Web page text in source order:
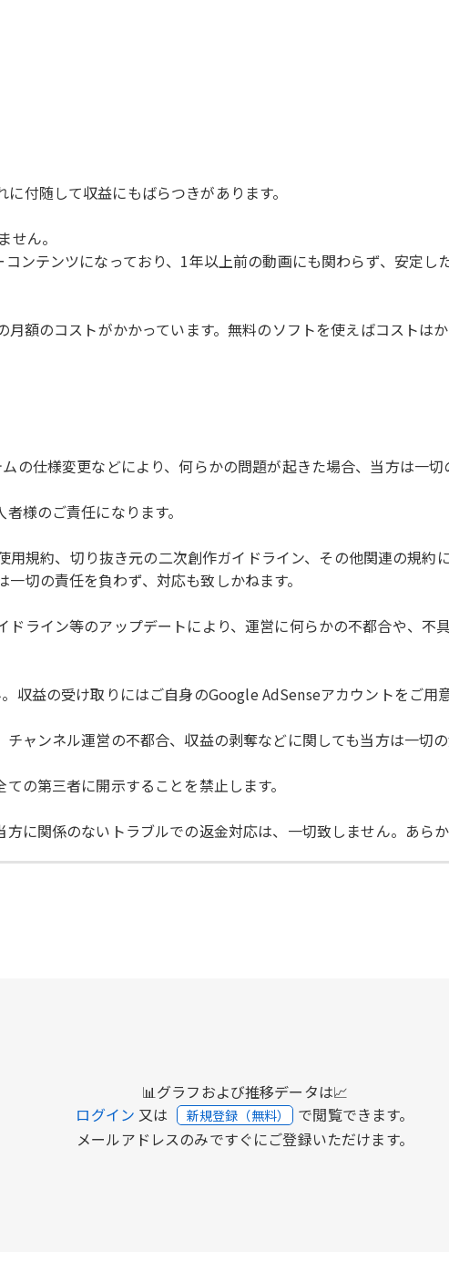
付随して収益にもばらつきがあります。
ん。
ンテンツになっており、1年以上前の動画にも関わらず、安定し
額のコストがかかっています。無料のソフトを使えばコストはか
の仕様変更などにより、何らかの問題が起きた場合、当方は一切
様のご責任になります。
規約、切り抜き元の二次創作ガイドライン、その他関連の規約
切の責任を負わず、対応も致しかねます。
ライン等のアップデートにより、運営に何らかの不都合や、不
収益の受け取りにはご自身のGoogle AdSenseアカウントをご用
ャンネル運営の不都合、収益の剥奪などに関しても当方は一切
の第三者に開示することを禁止します。
に関係のないトラブルでの返金対応は、一切致しません。あら
📊グラフおよび推移データは📈
ログイン 又は 新規登録（無料） で閲覧できます。
メールアドレスのみですぐにご登録いただけます。